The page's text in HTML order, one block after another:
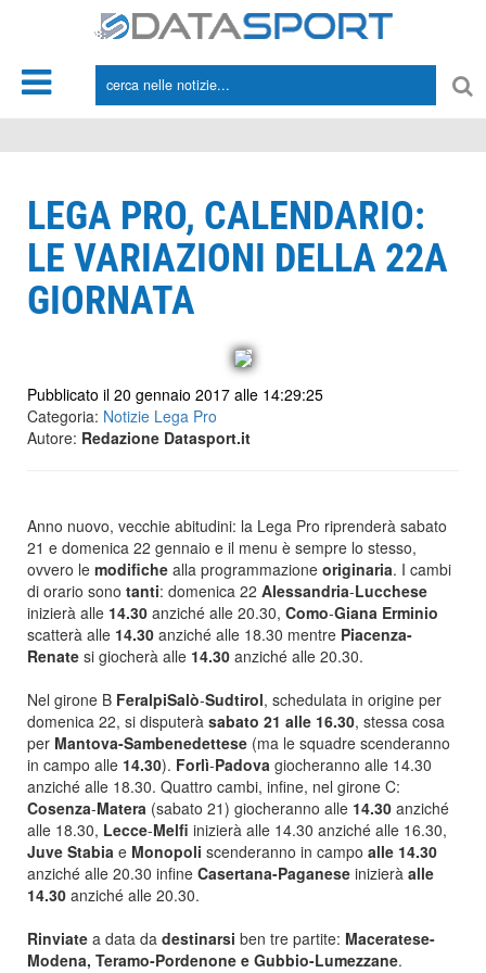
LEGA PRO, CALENDARIO:
LE VARIAZIONI DELLA 22A
GIORNATA
Pubblicato il 20 gennaio 2017 alle 14:29:25
Categoria: Notizie Lega Pro
Autore: Redazione Datasport.it
Anno nuovo, vecchie abitudini: la Lega Pro riprenderà sabato
21 e domenica 22 gennaio e il menu è sempre lo stesso,
ovvero le modifiche alla programmazione originaria. I cambi
di orario sono tanti: domenica 22 Alessandria-Lucchese
inizierà alle 14.30 anziché alle 20.30, Como-Giana Erminio
scatterà alle 14.30 anziché alle 18.30 mentre Piacenza-
Renate si giocherà alle 14.30 anziché alle 20.30.
Nel girone B FeralpiSalò-Sudtirol, schedulata in origine per
domenica 22, si disputerà sabato 21 alle 16.30, stessa cosa
per Mantova-Sambenedettese (ma le squadre scenderanno
in campo alle 14.30). Forlì-Padova giocheranno alle 14.30
anziché alle 18.30. Quattro cambi, infine, nel girone C:
Cosenza-Matera (sabato 21) giocheranno alle 14.30 anziché
alle 18.30, Lecce-Melfi inizierà alle 14.30 anziché alle 16.30,
Juve Stabia e Monopoli scenderanno in campo alle 14.30
anziché alle 20.30 infine Casertana-Paganese inizierà alle
14.30 anziché alle 20.30.
Rinviate a data da destinarsi ben tre partite: Maceratese-
Modena, Teramo-Pordenone e Gubbio-Lumezzane.